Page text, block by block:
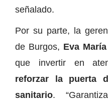
señalado.
Por su parte, la
de Burgos, Eva
que invertir en
reforzar la puerta
sanitario.